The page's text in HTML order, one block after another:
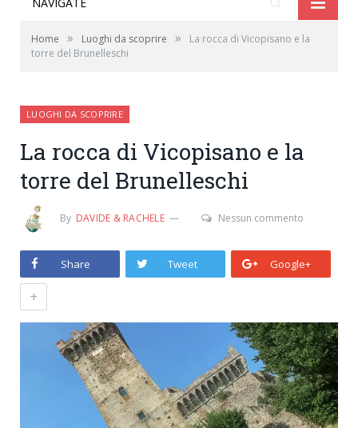
Home » Luoghi da scoprire »
La rocca di Vicopisano e la
torre del Brunelleschi
LUOGHI DA SCOPRIRE
La rocca di Vicopisano e la
torre del Brunelleschi
By DAVIDE & RACHELE Nessun commento
Share Tweet Google+
+